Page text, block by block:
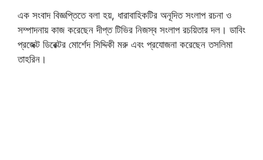
এক সংবাদ বিজ্ঞপ্তিতে বলা হয়, ধারাবাহিকটির অনূদিত সংলাপ রচনা ও
সম্পাদনায় কাজ করেছেন দীপ্ত টিভির নিজস্ব সংলাপ রচয়িতার দল। ডাবিং
প্রজেক্ট ডিরেক্টর মোর্শেদ সিদ্দিকী মরু এবং প্রযোজনা করেছেন তসলিমা
তাহরিন।